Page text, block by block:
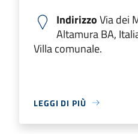
IndirizzoVia dei
Altamura BA,
Villa comunale.
LEGGI DI PIÙ